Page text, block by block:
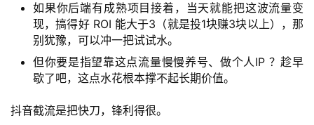
如果你后端有成熟项目接着，当天就能把这波流量变
现，搞得好 ROI 能大于3（就是投1块赚3块以上），那
别犹豫，可以冲一把试试水。
但你要是指望靠这点流量慢慢养号、做个人IP ？趁早
歇了吧，这点水花根本撑不起长期价值。
抖音截流是把快刀，锋利得很。